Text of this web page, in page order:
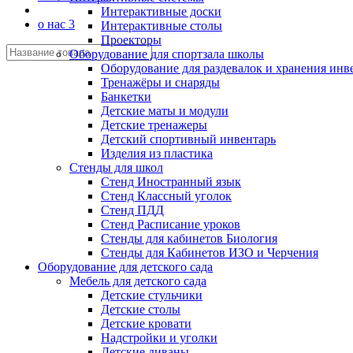
о нас 3
Интерактивные доски
Интерактивные столы
Проекторы
Оборудование для спортзала школы
Оборудование для раздевалок и хранения
Тренажёры и снаряды
Банкетки
Детские маты и модули
Детские тренажеры
Детский спортивный инвентарь
Изделия из пластика
Стенды для школ
Стенд Иностранный язык
Стенд Классный уголок
Стенд ПДД
Стенд Расписание уроков
Стенды для кабинетов Биология
Стенды для Кабинетов ИЗО и Черчения
Оборудование для детского сада
Мебель для детского сада
Детские стульчики
Детские столы
Детские кровати
Надстройки и уголки